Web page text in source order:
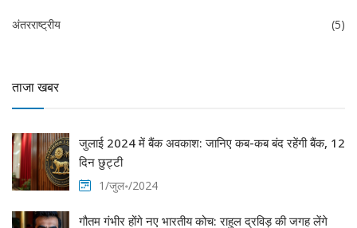
अंतरराष्ट्रीय (5)
ताजा खबर
जुलाई 2024 में बैंक अवकाश: जानिए कब-कब बंद रहेंगी बैंक, 12
दिन छुट्टी
1/जुल॰/2024
गौतम गंभीर होंगे नए भारतीय कोच: राहुल द्रविड़ की जगह लेंगे